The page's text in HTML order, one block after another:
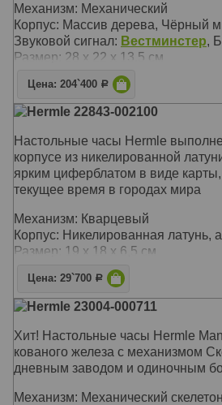
Механизм: Механический
Корпус: Массив дерева, Чёрный
Звуковой сигнал: Вестминстер,
Размер: 28 х 22 х 13.5 см
Цена: 204`400 Р
Hermle 22843-002100
Настольные часы Hermle
корпусе из никелированной
ярким циферблатом в виде
текущее время в городах мира
Механизм: Кварцевый
Корпус: Никелированная латунь,
Размер: 19 х 18 х 6,5 см
Цена: 29`700 Р
Hermle 23004-000711
Хит! Настольные часы Hermle
кованого железа с механизмом
дневным заводом и одиночным
Механизм: Механический скелетон